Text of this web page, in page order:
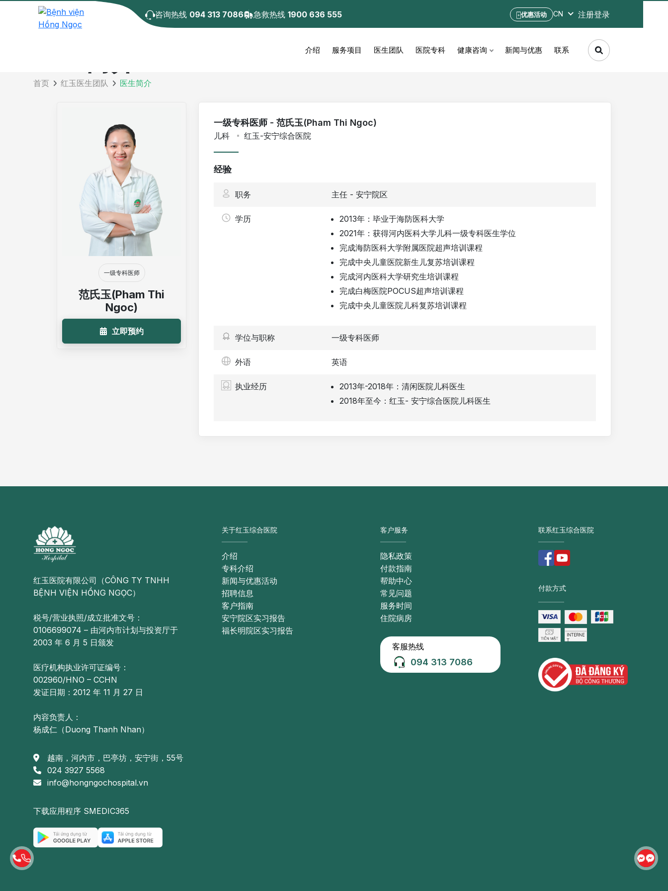
咨询热线 094 313 7086 急救热线1900 636 555 优惠活动 CN 注册登录
介绍 服务项目 医生团队 医院专科 健康咨询 新闻与优惠 联系
首页 红玉医生团队 医生简介
一级专科医师
范氏玉(Pham Thi
Ngoc)
立即预约
一级专科医师 - 范氏玉(Pham Thi Ngoc)
儿科 红玉-安宁综合医院
经验
职务 主任 - 安宁院区
学历
2013年：毕业于海防医科大学
2021年：获得河内医科大学儿科一级专科医生学位
完成海防医科大学附属医院超声培训课程
完成中央儿童医院新生儿复苏培训课程
完成河内医科大学研究生培训课程
完成白梅医院POCUS超声培训课程
完成中央儿童医院儿科复苏培训课程
学位与职称 一级专科医师
外语 英语
执业经历
2013年-2018年：清闲医院儿科医生
2018年至今：红玉- 安宁综合医院儿科医生
红玉医院有限公司（CÔNG TY TNHH
BỆNH VIỆN HỒNG NGỌC）
税号/营业执照/成立批准文号：
0106699074 – 由河内市计划与投资厅于
2003 年 6 月 5 日颁发
医疗机构执业许可证编号：
002960/HNO – CCHN
发证日期：2012 年 11 月 27 日
内容负责人：
杨成仁（Duong Thanh Nhan）
越南，河内市，巴亭坊，安宁街，55号
024 3927 5568
info@hongngochospital.vn
下载应用程序 SMEDIC365
关于红玉综合医院
介绍
专科介绍
新闻与优惠活动
招聘信息
客户指南
安宁院区实习报告
福长明院区实习报告
客户服务
隐私政策
付款指南
帮助中心
常见问题
服务时间
住院病房
客服热线
094 313 7086
联系红玉综合医院
付款方式